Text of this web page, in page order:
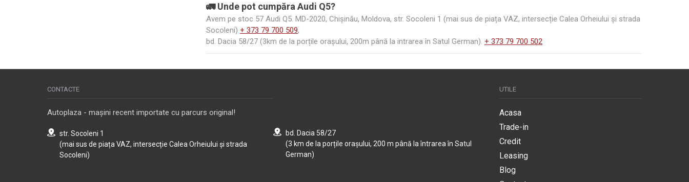
🚛 Unde pot cumpăra Audi Q5?
Avem pe stoc 57 Audi Q5. MD-2020, Chișinău, Moldova, str. Socoleni 1 (mai sus de piața VAZ, intersecție Calea Orheiului și strada
Socoleni) + 373 79 700 509,
bd. Dacia 58/27 (3km de la porțile orașului, 200m până la intrarea în Satul German). + 373 79 700 502
CONTACTE
Autoplaza - mașini recent importate cu parcurs original!
str. Socoleni 1
(mai sus de piața VAZ, intersecție Calea Orheiului și strada
Socoleni)
bd. Dacia 58/27
(3 km de la porțile orașului, 200 m până la întrarea în Satul
German)
UTILE
Acasa
Trade-in
Credit
Leasing
Blog